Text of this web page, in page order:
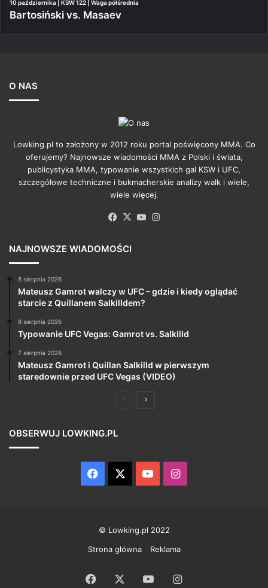
10 października | KSW 122 | Waga półśrednia
Bartosiński vs. Masaev
O NAS
Lowking.pl to założony w 2012 roku portal poświęcony MMA. Co
oferujemy? Najnowsze wiadomości MMA z Polski i świata,
publicystyka MMA, typowanie wszystkich gal KSW i UFC,
szczegółowe techniczne i bukmacherskie analizy walk i wiele,
wiele więcej.
Facebook
X YouTube
NAJNOWSZE WIADOMOŚCI
8 sierpnia 2026
Mateusz Gamrot walczy w UFC – gdzie i kiedy oglądać
starcie z Quillanem Salkilldem?
8 sierpnia 2026
Typowanie UFC Vegas: Gamrot vs. Salkilld
7 sierpnia 2026
Mateusz Gamrot i Quillan Salkilld w pierwszym
staredownie przed UFC Vegas (VIDEO)
PoprzedniaNastępna
OBSERWUJ LOWKING.PL
Facebook YouTubeInstagram
© Lowking.pl 2022
Strona główna
Reklama
Facebook YouTubeInstagram